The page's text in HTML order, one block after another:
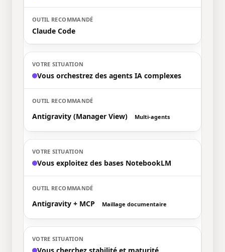
Claude Code
Vous orchestrez des agents IA complexes
Antigravity (Manager View) Multi-agents
Vous exploitez des bases NotebookLM
Antigravity + MCP Maillage documentaire